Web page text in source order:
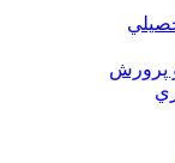
و پرورش